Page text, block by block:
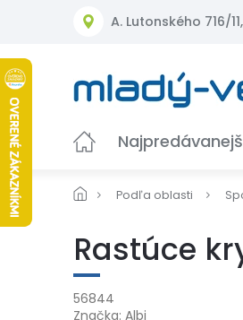
A. Lutonského 716/
Podľa oblasti
Rastúce
56844
Značka: Albi